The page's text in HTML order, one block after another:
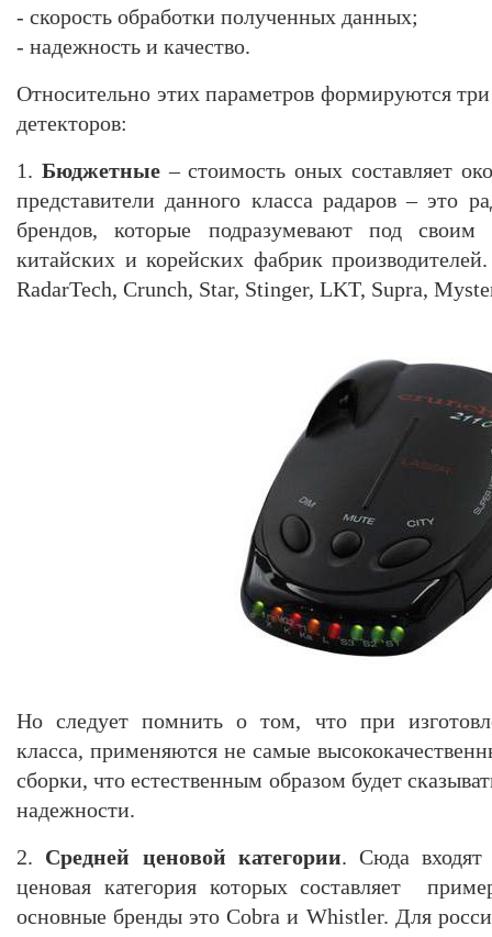
- скорость обработки полученных данных;
- надежность и качество.
Относительно этих параметров формируются
детекторов:
1. Бюджетные– стоимость оных составляет
представители данного класса радаров – это
брендов, которые подразумевают под
китайских и корейских фабрик
RadarTech, Crunch, Star, Stinger, LKT, Supra,
Но следует помнить о том, что при
класса, применяются не самые
сборки, что естественным образом будет
надежности.
2. Средней ценовой категории. Сюда входят
ценовая категория которых составляет
основные бренды это Cobra и Whistler. Для